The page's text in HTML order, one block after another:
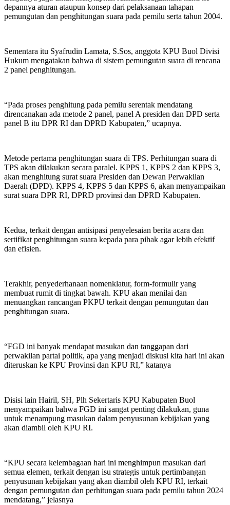
depannya aturan ataupun konsep dari pelaksanaan tahapan
pemungutan dan penghitungan suara pada pemilu serta tahun 2004.
Sementara itu Syafrudin Lamata, S.Sos, anggota KPU Buol Divisi
Hukum mengatakan bahwa di sistem pemungutan suara di rencana
2 panel penghitungan.
“Pada proses penghitung pada pemilu serentak mendatang
direncanakan ada metode 2 panel, panel A presiden dan DPD serta
panel B itu DPR RI dan DPRD Kabupaten,” ucapnya.
Metode pertama penghitungan suara di TPS. Perhitungan suara di
TPS akan dilakukan secara paralel. KPPS 1, KPPS 2 dan KPPS 3,
akan menghitung surat suara Presiden dan Dewan Perwakilan
Daerah (DPD). KPPS 4, KPPS 5 dan KPPS 6, akan menyampaikan
surat suara DPR RI, DPRD provinsi dan DPRD Kabupaten.
Kedua, terkait dengan antisipasi penyelesaian berita acara dan
sertifikat penghitungan suara kepada para pihak agar lebih efektif
dan efisien.
Terakhir, penyederhanaan nomenklatur, form-formulir yang
membuat rumit di tingkat bawah. KPU akan menilai dan
menuangkan rancangan PKPU terkait dengan pemungutan dan
penghitungan suara.
“FGD ini banyak mendapat masukan dan tanggapan dari
perwakilan partai politik, apa yang menjadi diskusi kita hari ini akan
diteruskan ke KPU Provinsi dan KPU RI,” katanya
Disisi lain Hairil, SH, Plh Sekertaris KPU Kabupaten Buol
menyampaikan bahwa FGD ini sangat penting dilakukan, guna
untuk menampung masukan dalam penyusunan kebijakan yang
akan diambil oleh KPU RI.
“KPU secara kelembagaan hari ini menghimpun masukan dari
semua elemen, terkait dengan isu strategis untuk pertimbangan
penyusunan kebijakan yang akan diambil oleh KPU RI, terkait
dengan pemungutan dan perhitungan suara pada pemilu tahun 2024
mendatang,” jelasnya